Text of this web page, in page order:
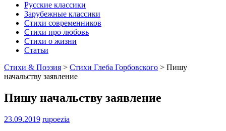
Русские классики
Зарубежные классики
Стихи современников
Стихи про любовь
Стихи о жизни
Статьи
Стихи & Поэзия > Стихи Глеба Горбовского > Пишу
начальству заявление
Пишу начальству заявление
23.09.2019 rupoezia